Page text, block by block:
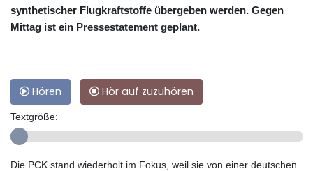
synthetischer Flugkraftstoffe übergeben werden. Gegen
Mittag ist ein Pressestatement geplant.
Hören Hör auf zuzuhören
Textgröße:
Die PCK stand wiederholt im Fokus, weil sie von einer deutschen